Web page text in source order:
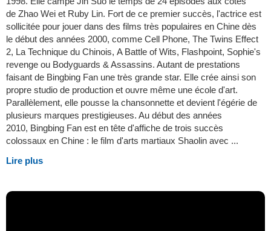
de Zhao Wei et Ruby Lin. Fort de ce premier succès, l'actrice est
sollicitée pour jouer dans des films très populaires en Chine dès
le début des années 2000, comme Cell Phone, The Twins Effect
2, La Technique du Chinois, A Battle of Wits, Flashpoint, Sophie's
revenge ou Bodyguards & Assassins. Autant de prestations
faisant de Bingbing Fan une très grande star. Elle crée ainsi son
propre studio de production et ouvre même une école d'art.
Parallèlement, elle pousse la chansonnette et devient l'égérie de
plusieurs marques prestigieuses. Au début des années
2010, Bingbing Fan est en tête d'affiche de trois succès
colossaux en Chine : le film d'arts martiaux Shaolin avec ...
Lire plus